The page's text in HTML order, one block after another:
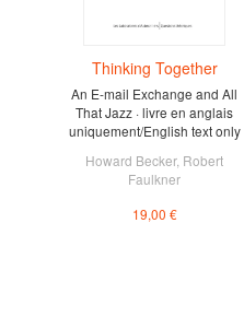
Thinking Together
An E-mail Exchange and All
That Jazz · livre en anglais
uniquement/English text only
Howard Becker, Robert
Faulkner
19,00 €